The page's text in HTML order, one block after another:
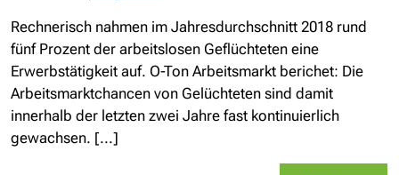
Rechnerisch nahmen im Jahresdurchschnitt 2018 rund
fünf Prozent der arbeitslosen Geflüchteten eine
Erwerbstätigkeit auf. O-Ton Arbeitsmarkt berichet: Die
Arbeitsmarktchancen von Gelüchteten sind damit
innerhalb der letzten zwei Jahre fast kontinuierlich
gewachsen. [...]